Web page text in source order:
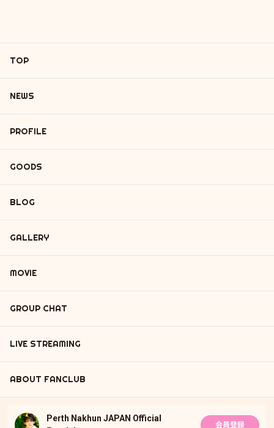
TOP
NEWS
PROFILE
GOODS
BLOG
GALLERY
MOVIE
GROUP CHAT
LIVE STREAMING
ABOUT FANCLUB
Perth Nakhun JAPAN Official
会員登録